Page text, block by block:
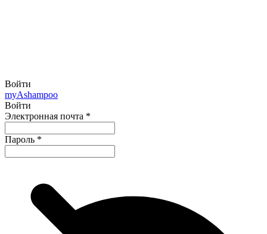
Войти
myAshampoo
Войти
Электронная почта *
Пароль *